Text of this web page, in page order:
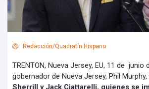
Redacción/Quadratín Hispano
TRENTON, Nueva Jersey, EU, 11 de junio
gobernador de Nueva Jersey, Phil Murphy,
Sherrill y Jack Ciattarelli, quienes se